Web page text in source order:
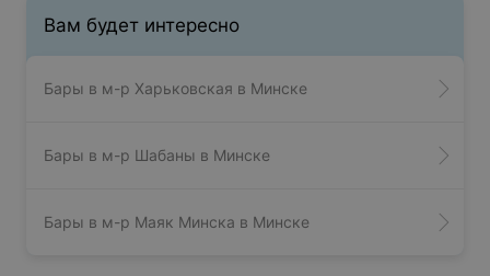
Вам будет интересно
Бары в м-р Харьковская в Минске
Бары в м-р Шабаны в Минске
Бары в м-р Маяк Минска в Минске